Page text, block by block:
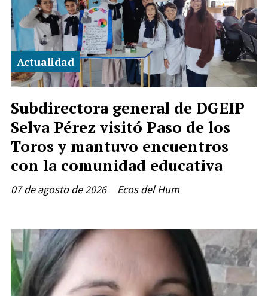
Subdirectora general de DGEIP
Selva Pérez visitó Paso de los
Toros y mantuvo encuentros
con la comunidad educativa
Ecos del Hum
Actualidad
07 de agosto de 2026